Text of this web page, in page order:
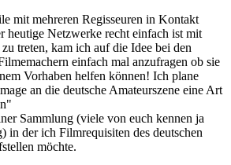
mit mehreren Regisseuren in Kontakt
heutige Netzwerke recht einfach ist mit
treten, kam ich auf die Idee bei den
einfach mal anzufragen ob sie
Vorhaben helfen können! Ich plane
an die deutsche Amateurszene eine Art
Sammlung (viele von euch kennen ja
in der ich Filmrequisiten des deutschen
möchte.